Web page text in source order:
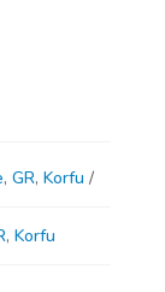
, GR, Korfu
, Korfu